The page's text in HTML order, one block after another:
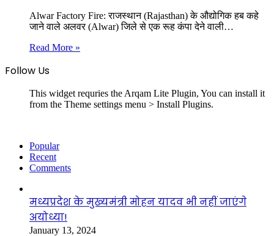
Alwar Factory Fire: राजस्थान (Rajasthan) के औद्योगिक हब कहे
जाने वाले अलवर (Alwar) जिले से एक रूह कंपा देने वाली…
Read More »
Follow Us
This widget requries the Arqam Lite Plugin, You can install it
from the Theme settings menu > Install Plugins.
Popular
Recent
Comments
मध्यप्रदेश के मुख्यमंत्री मोहन यादव भी नहीं जाएंगे
अयोध्या!
January 13, 2024